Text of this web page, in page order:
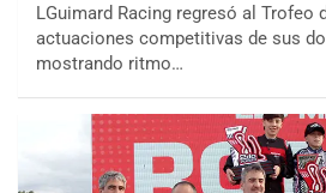
LGuimard Racing regresó al Trofeo
actuaciones competitivas de sus
mostrando ritmo…